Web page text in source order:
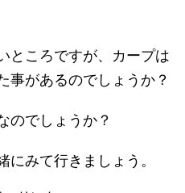
ところですが、カープは
事があるのでしょうか？
のでしょうか？
にみて行きましょう。